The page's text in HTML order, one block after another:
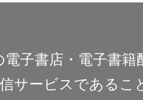
子書店・電子書
サービスであるこ